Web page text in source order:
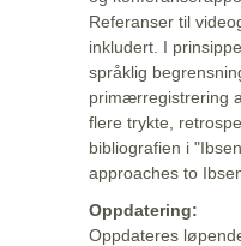
Referanser til
inkludert. I
språklig
primærregistrering
flere trykte,
bibliografien i
approaches to
Oppdatering:
Oppdateres